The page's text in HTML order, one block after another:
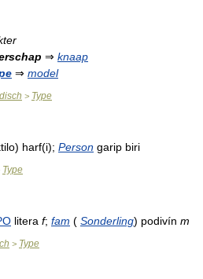
⇒ knaap
⇒ model
> Type
harf(i); Person garip biri
Type
litera f; fam ( Sonderling) podivín m
> Type